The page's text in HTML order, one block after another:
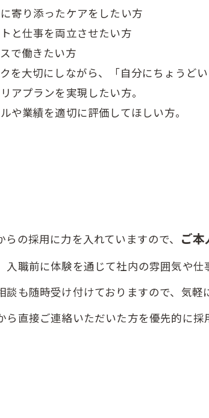
寄り添ったケアをしたい方
と仕事を両立させたい方
で働きたい方
を大切にしながら、「自分にちょうど
アプランを実現したい方。
や業績を適切に評価してほしい方。
らの採用に力を入れていますので、 ご
入職前に体験を通じて社内の雰囲気や仕
談も随時受け付けておりますので、気軽
ら直接ご連絡いただいた方を優先的に採